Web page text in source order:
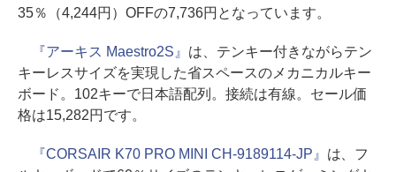
35％（4,244円）OFFの7,736円となっています。
『アーキス Maestro2S』 は、テンキー付きながらテン
キーレスサイズを実現した省スペースのメカニカルキー
ボード。102キーで日本語配列。接続は有線。セール価
格は15,282円です。
『CORSAIR K70 PRO MINI CH-9189114-JP』 は、フ